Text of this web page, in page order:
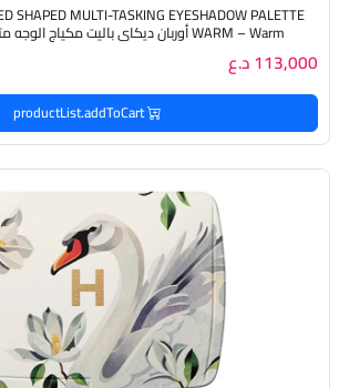
SHAPED MULTI-TASKING EYESHADOW PALETTE
WARM – Warm أوربان ديكاي باليت مكياج الوجه متعدد الاستخدامات
113,000 د.ع
productList.addToCart